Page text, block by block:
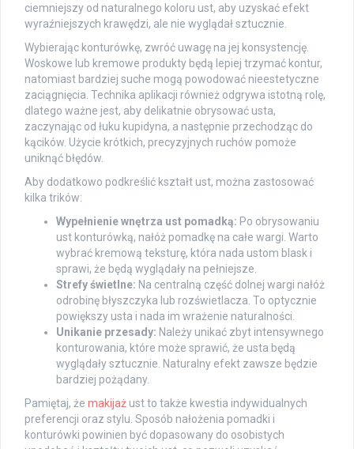
ciemniejszy od naturalnego koloru ust, aby uzyskać efekt
wyraźniejszych krawędzi, ale nie wyglądał sztucznie.
Wybierając konturówkę, zwróć uwagę na jej konsystencję.
Woskowe lub kremowe produkty będą lepiej trzymać kontur,
natomiast bardziej suche mogą powodować nieestetyczne
zaciągnięcia. Technika aplikacji również odgrywa istotną rolę,
dlatego ważne jest, aby delikatnie obrysować usta,
zaczynając od łuku kupidyna, a następnie przechodząc do
kącików. Użycie krótkich, precyzyjnych ruchów pomoże
uniknąć błędów.
Aby dodatkowo podkreślić kształt ust, można zastosować
kilka trików:
Wypełnienie wnętrza ust pomadką: Po obrysowaniu
ust konturówką, nałóż pomadkę na całe wargi. Warto
wybrać kremową teksturę, która nada ustom blask i
sprawi, że będą wyglądały na pełniejsze.
Strefy świetlne: Na centralną część dolnej wargi nałóż
odrobinę błyszczyka lub rozświetlacza. To optycznie
powiększy usta i nada im wrażenie naturalności.
Unikanie przesady: Należy unikać zbyt intensywnego
konturowania, które może sprawić, że usta będą
wyglądały sztucznie. Naturalny efekt zawsze będzie
bardziej pożądany.
Pamiętaj, że makijaż ust to także kwestia indywidualnych
preferencji oraz stylu. Sposób nałożenia pomadki i
konturówki powinien być dopasowany do osobistych